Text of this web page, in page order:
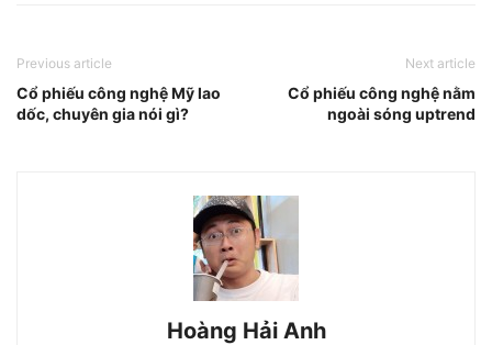
Previous article
Cổ phiếu công nghệ Mỹ lao
dốc, chuyên gia nói gì?
Next article
Cổ phiếu công nghệ nằm
ngoài sóng uptrend
Hoàng Hải Anh